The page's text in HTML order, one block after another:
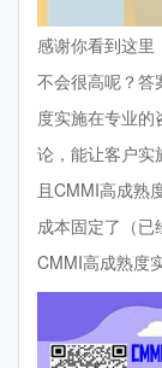
感谢你看到这
不会很高呢？答
度实施在专业
论，能让客户实
且CMMI高成熟
成本固定了（已
CMMI高成熟度